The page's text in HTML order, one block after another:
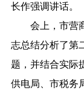
长作强调讲话。
会上，市营商
志总结分析了第
题，并结合实际
供电局、市税务